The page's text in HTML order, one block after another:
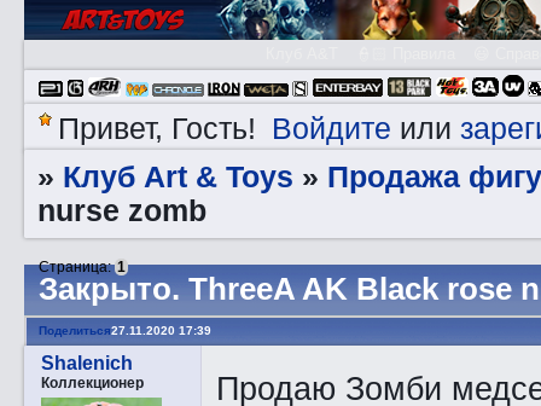
Привет, Гость! Войдите или
» Клуб Art & Toys » Продажа
nurse zomb
Закрытo. ThreeA AK Black rose
Страница:1
Поделиться27.11.2020 17:39
Shalenich
Коллекционер
Продаю Зомби